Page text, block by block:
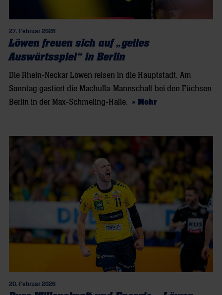
27. Februar 2026
Löwen freuen sich auf „geiles
Auswärtsspiel“ in Berlin
Die Rhein-Neckar Löwen reisen in die Hauptstadt. Am
Sonntag gastiert die Machulla-Mannschaft bei den Füchsen
Berlin in der Max-Schmeling-Halle. » Mehr
20. Februar 2026